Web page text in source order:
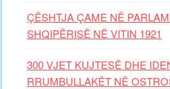
ÇËSHTJA ÇAME NË
SHQIPËRISË NË VITIN 1921
300 VJET KUJTESË DHE
RRUMBULLAKËT NË